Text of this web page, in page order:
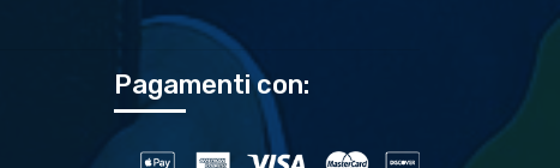
Pagamenti con: